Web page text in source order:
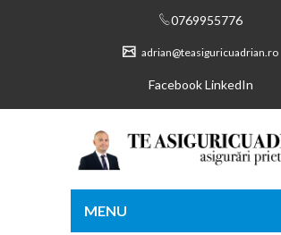
0769955776
adrian@teasiguricuadrian.ro
Facebook LinkedIn
MENU